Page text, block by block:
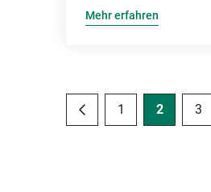
Mehr erfahren
1 2 3